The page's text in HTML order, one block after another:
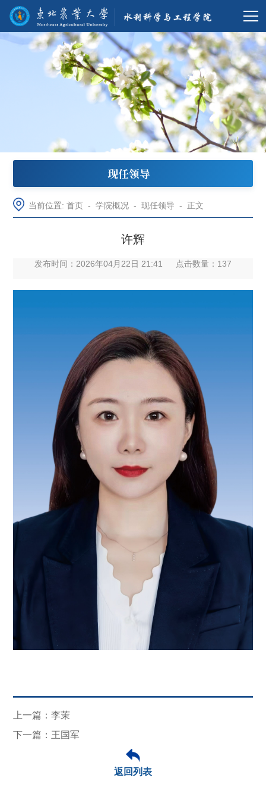
现任领导
当前位置:首页 -学院概况 -现任领导 - 正文
许辉
发布时间：2026年04月22日 21:41 点击数量： 137
上一篇：李茉
下一篇：王国军
返回列表